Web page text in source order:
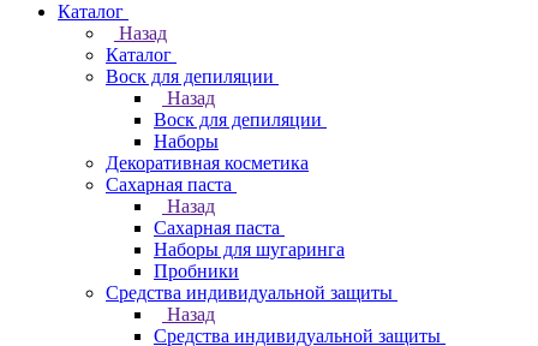
Каталог
Назад
Каталог
Воск для депиляции
Назад
Воск для депиляции
Наборы
Декоративная косметика
Сахарная паста
Назад
Сахарная паста
Наборы для шугаринга
Пробники
Средства индивидуальной защиты
Назад
Средства индивидуальной защиты